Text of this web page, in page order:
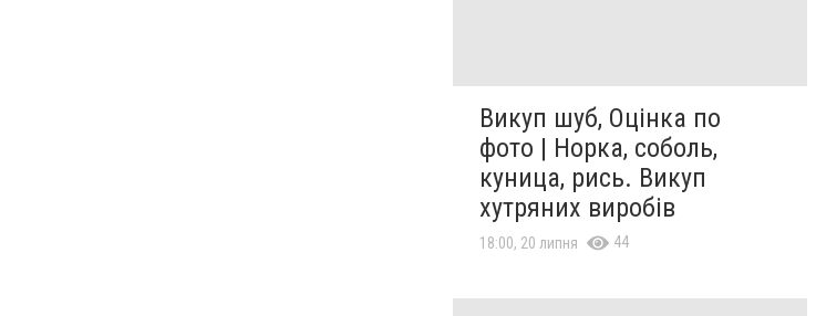
Викуп шуб, Оцінка по
фото | Норка, соболь,
куница, рись. Викуп
хутряних виробів
18:00, 20 липня 44